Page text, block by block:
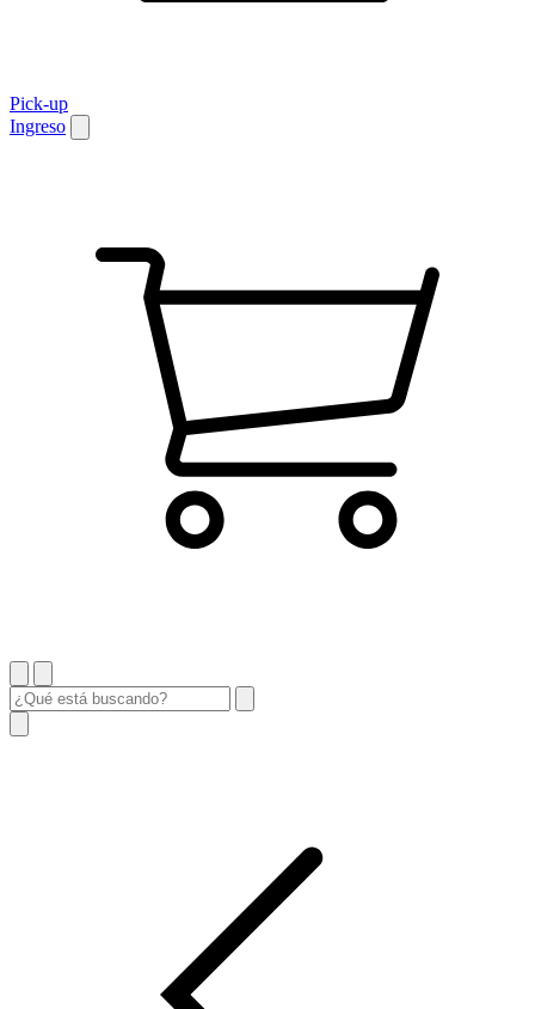
Pick-up
Ingreso